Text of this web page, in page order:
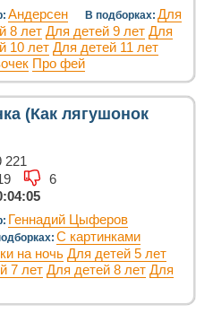
Андерсен В подборках: Для
8 лет Для детей 9 лет Для
10 лет Для детей 11 лет
Про фей
(Как лягушонок
221
6
Геннадий Цыферов
С картинками
на ночь Для детей 5 лет
7 лет Для детей 8 лет Для